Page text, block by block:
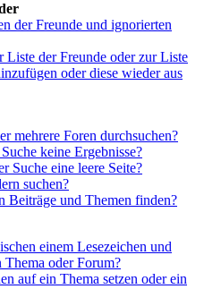
der Freunde und ignorierten
der Freunde oder zur Liste
oder diese wieder aus
mehrere Foren durchsuchen?
keine Ergebnisse?
Suche eine leere Seite?
suchen?
Beiträge und Themen finden?
einem Lesezeichen und
oder Forum?
auf ein Thema setzen oder ein